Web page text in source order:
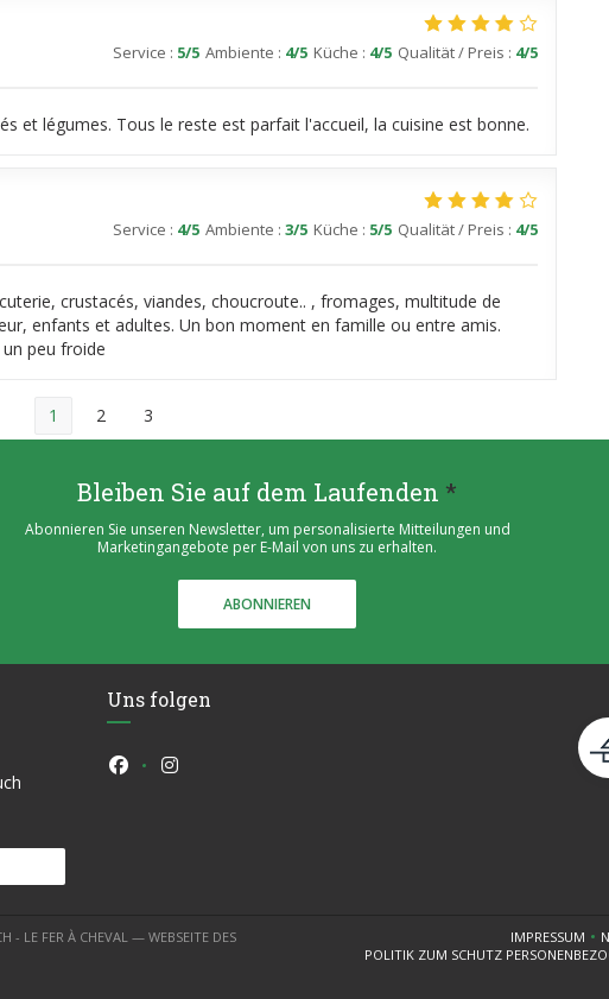
Service : 5/5 Ambiente : 4/5 Küche : 4/5 Qualität / Preis : 4/5
et légumes. Tous le reste est parfait l'accueil, la cuisine est bonne.
Service : 4/5 Ambiente : 3/5 Küche : 5/5 Qualität / Preis : 4/5
crustacés, viandes, choucroute.. , fromages, multitude de
enfants et adultes. Un bon moment en famille ou entre amis.
peu froide
1 2 3
Bleiben Sie auf dem Laufenden *
Abonnieren Sie unseren Newsletter, um personalisierte Mitteilungen und
Marketingangebote per E-Mail von uns zu erhalten.
ABONNIEREN
((öffnet ein neues Fenster))
Uns folgen
Facebook ((öffnet ein neues Fenster))
Instagram ((öffnet ein neues Fenster))
- LE FER À CHEVAL — WEBSEITE DES
EIN NEUES FENSTER))
IMPRESSUM
POLITIK ZUM SCHUTZ ((ÖFFNET